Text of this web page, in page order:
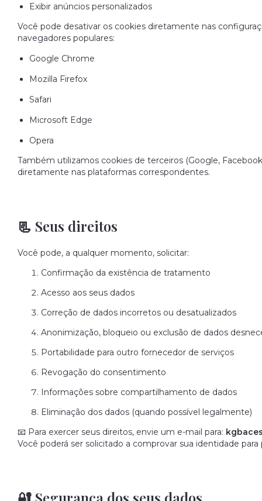
Exibir anúncios personalizados
Você pode desativar os cookies diretamente nas
navegadores populares:
Google Chrome
Mozilla Firefox
Safari
Microsoft Edge
Opera
Também utilizamos cookies de terceiros (Google,
diretamente nas plataformas correspondentes.
📃 Seus direitos
Você pode, a qualquer momento, solicitar:
Confirmação da existência de tratamento
Acesso aos seus dados
Correção de dados incorretos ou desatualizados
Anonimização, bloqueio ou exclusão de dados
Portabilidade para outro fornecedor de serviços
Revogação do consentimento
Informações sobre compartilhamento de dados
Eliminação dos dados (quando possível legalmente)
📧 Para exercer seus direitos, envie um e-mail para:
Você poderá ser solicitado a comprovar sua identidade
🔐 Segurança dos seus dados